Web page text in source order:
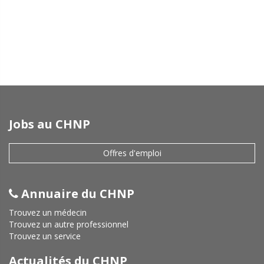
Jobs au CHNP
Offres d'emploi
Annuaire du CHNP
Trouvez un médecin
Trouvez un autre professionnel
Trouvez un service
Actualités du CHNP